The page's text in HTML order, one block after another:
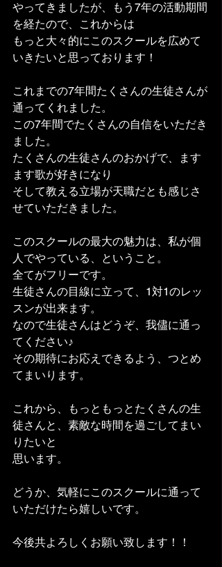
やってきましたが、もう7年の活動期間
を経たので、これからは
もっと大々的にこのスクールを広めて
いきたいと思っております！
これまでの7年間たくさんの生徒さんが
通ってくれました。
この7年間でたくさんの自信をいただき
ました。
たくさんの生徒さんのおかげで、ます
ます歌が好きになり
そして教える立場が天職だとも感じさ
せていただきました。
このスクールの最大の魅力は、私が個
人でやっている、ということ。
全てがフリーです。
生徒さんの目線に立って、1対1のレッ
スンが出来ます。
なので生徒さんはどうぞ、我儘に通っ
てください♪
その期待にお応えできるよう、つとめ
てまいります。
これから、もっともっとたくさんの生
徒さんと、素敵な時間を過ごしてまい
りたいと
思います。
どうか、気軽にこのスクールに通って
いただけたら嬉しいです。
今後共よろしくお願い致します！！